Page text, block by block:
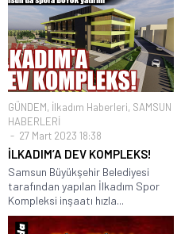
GÜNDEM, İlkadım Haberleri, SAMSUN
HABERLERİ
27 Mart 2023 18:38
İLKADIM’A DEV KOMPLEKS!
Samsun Büyükşehir Belediyesi
tarafından yapılan İlkadım Spor
Kompleksi inşaatı hızla...